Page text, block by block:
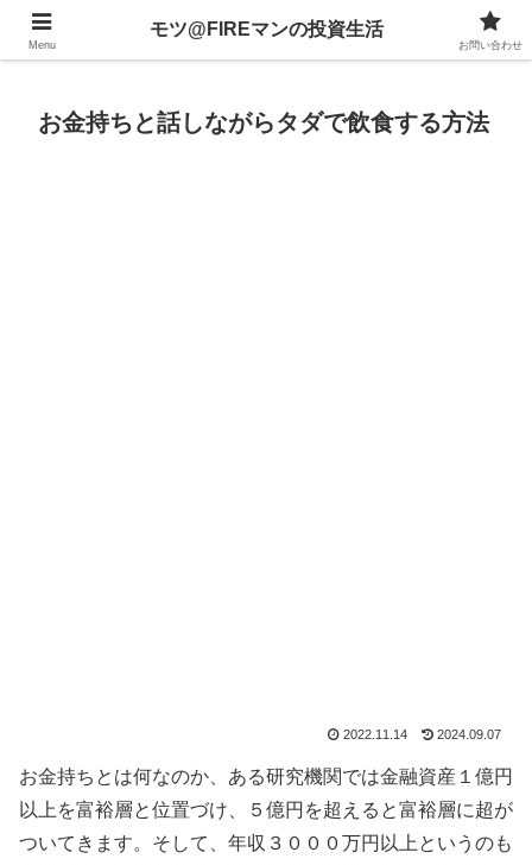
不動産、投資信託、暗号資産、株式、等々への投資について
お金持ちと話しながらタダで飲食する方法
2022.11.14 2024.09.07
お金持ちとは何なのか、ある研究機関では金融資産１億円
以上を富裕層と位置づけ、５億円を超えると富裕層に超が
ついてきます。そして、年収３０００万円以上というのも
Menu
モツ@FIREマンの投資生活
お問い合わせ